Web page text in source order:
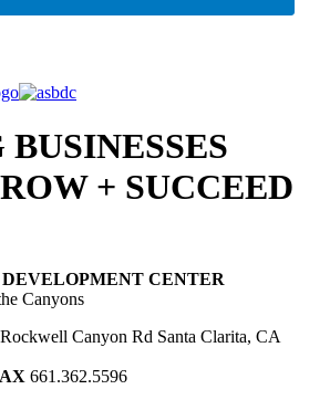
+ SUCCEED
CENTER
Canyons
Canyon Rd Santa Clarita, CA
661.362.5596